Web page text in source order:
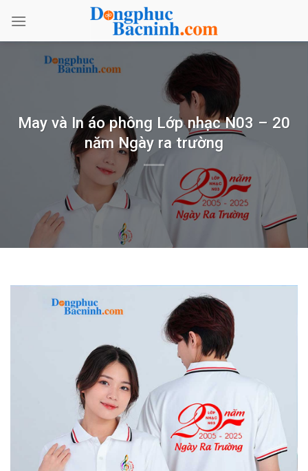
qua
nội
May và In áo phông Lớp nhạc N03 – 20
năm Ngày ra trường